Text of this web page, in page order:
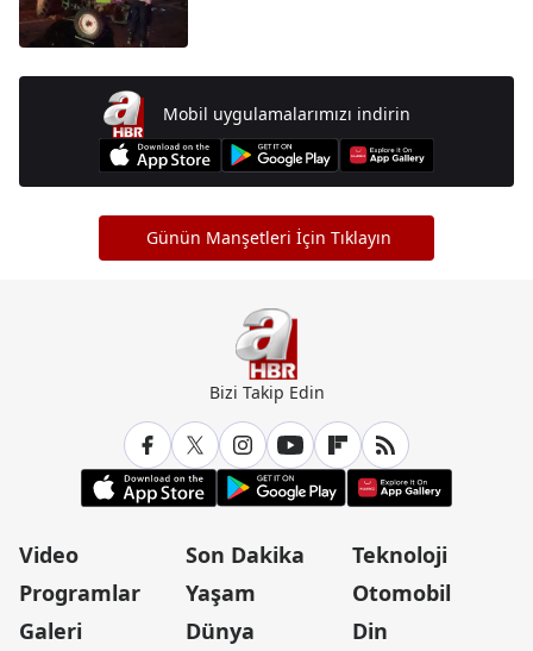
Mobil uygulamalarımızı indirin
Günün Manşetleri İçin Tıklayın
Bizi Takip Edin
Video
Programlar
Galeri
Son Dakika
Yaşam
Dünya
Teknoloji
Otomobil
Din